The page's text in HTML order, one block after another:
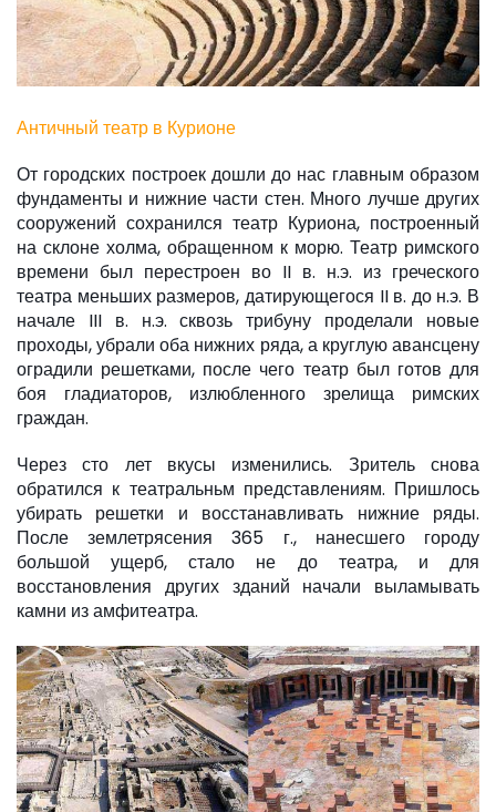
Античный театр в Курионе
От городских построек дошли до нас главным образом
фундаменты и нижние части стен. Много лучше других
сооружений сохранился театр Куриона, построенный
на склоне холма, обращенном к морю. Театр римского
времени был перестроен во II в. н.э. из греческого
театра меньших размеров, датирующегося II в. до н.э. В
начале III в. н.э. сквозь трибуну проделали новые
проходы, убрали оба нижних ряда, а круглую авансцену
оградили решетками, после чего театр был готов для
боя гладиаторов, излюбленного зрелища римских
граждан.
Через сто лет вкусы изменились. Зритель снова
обратился к театральньм представлениям. Пришлось
убирать решетки и восстанавливать нижние ряды.
После землетрясения 365 г., нанесшего городу
большой ущерб, стало не до театра, и для
восстановления других зданий начали выламывать
камни из амфитеатра.